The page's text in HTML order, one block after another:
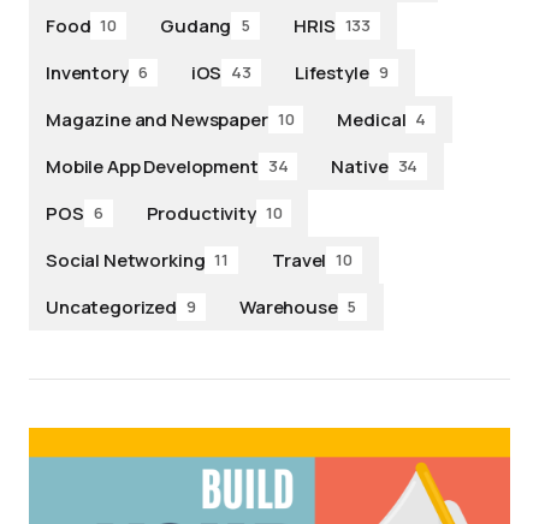
Food 10 Gudang 5 HRIS 133
Inventory 6 iOS 43 Lifestyle 9
Magazine and Newspaper 10 Medical 4
Mobile App Development 34 Native 34
POS 6 Productivity 10
Social Networking 11 Travel 10
Uncategorized 9 Warehouse 5